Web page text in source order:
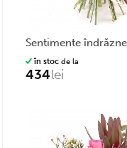
sentimente
în stoc de la
434lei